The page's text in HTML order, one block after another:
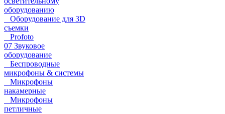
оборудованию
Оборудование для 3D
съемки
Profoto
07 Звуковое
оборудование
Беспроводные
микрофоны & системы
Микрофоны
накамерные
Микрофоны
петличные